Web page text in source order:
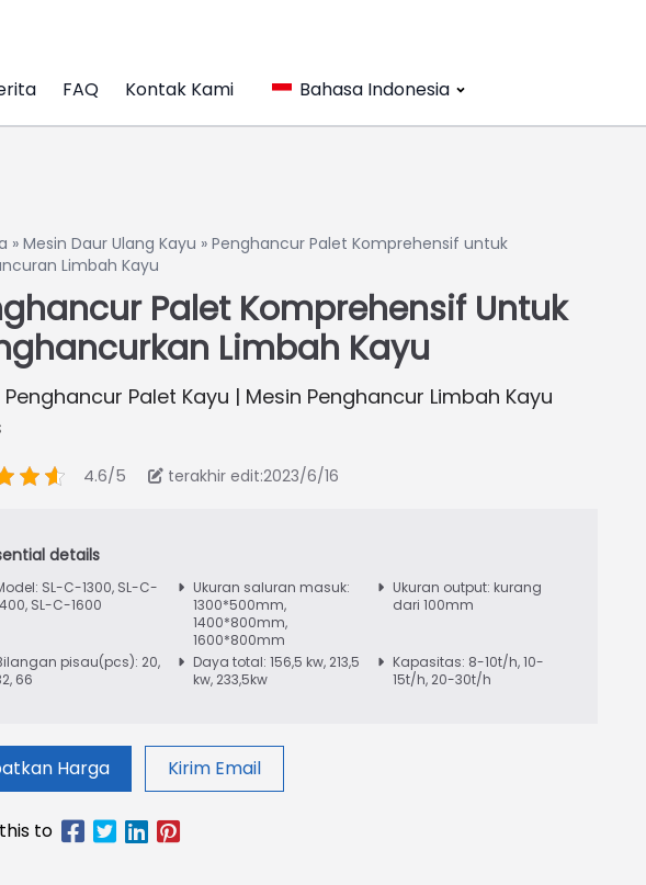
FAQ Kontak Kami Bahasa Indonesia
» Mesin Daur Ulang Kayu » Penghancur Palet Komprehensif untuk
Limbah Kayu
Palet Komprehensif Untuk
Limbah Kayu
Penghancur Palet Kayu | Mesin Penghancur Limbah Kayu
4.6/5 terakhir edit:2023/6/16
SL-C-1300, SL-C-
SL-C-1600
Ukuran saluran masuk:
1300*500mm,
1400*800mm,
1600*800mm
Ukuran output: kurang
dari 100mm
pisau(pcs): 20,
66
Daya total: 156,5 kw, 213,5
kw, 233,5kw
Kapasitas: 8-10t/h, 10-
15t/h, 20-30t/h
Harga Kirim Email